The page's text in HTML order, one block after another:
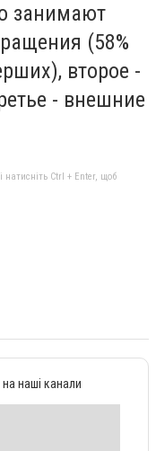
занимают
(58%
второе -
- внешние
натисніть Ctrl + Enter, щоб
наші канали